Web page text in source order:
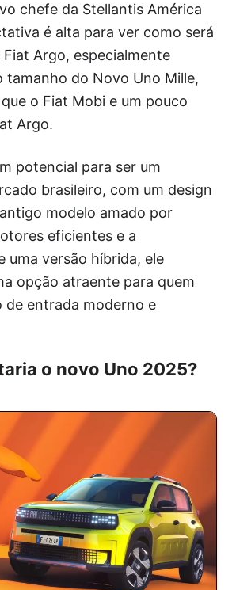
chefe da Stellantis América
é alta para ver como será
Argo, especialmente
tamanho do Novo Uno Mille,
o Fiat Mobi e um pouco
Argo.
potencial para ser um
brasileiro, com um design
modelo amado por
eficientes e a
uma versão híbrida, ele
opção atraente para quem
de entrada moderno e
o novo Uno 2025?